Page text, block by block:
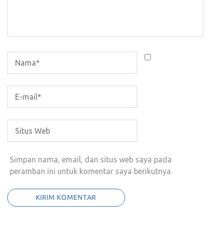
Simpan nama, email, dan situs web saya pada
peramban ini untuk komentar saya berikutnya.